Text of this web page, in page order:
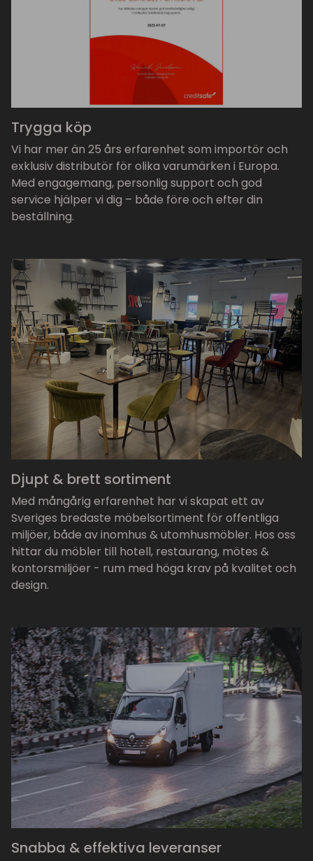
Trygga köp
Vi har mer än 25 års erfarenhet som importör och
exklusiv distributör för olika varumärken i Europa.
Med engagemang, personlig support och god
service hjälper vi dig – både före och efter din
beställning.
Djupt & brett sortiment
Med mångårig erfarenhet har vi skapat ett av
Sveriges bredaste möbelsortiment för offentliga
miljöer, både av inomhus & utomhusmöbler. Hos oss
hittar du möbler till hotell, restaurang, mötes &
kontorsmiljöer - rum med höga krav på kvalitet och
design.
Snabba & effektiva leveranser